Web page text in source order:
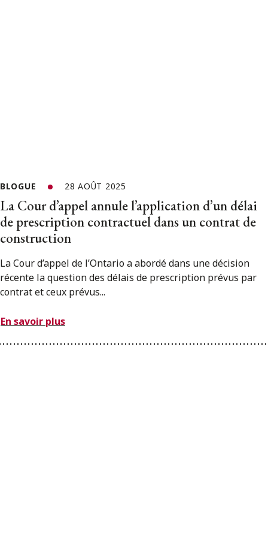
BLOGUE 28 AOÛT 2025
La Cour d’appel annule l’application d’un délai
de prescription contractuel dans un contrat de
construction
La Cour d’appel de l’Ontario a abordé dans une décision
récente la question des délais de prescription prévus par
contrat et ceux prévus...
En savoir plus